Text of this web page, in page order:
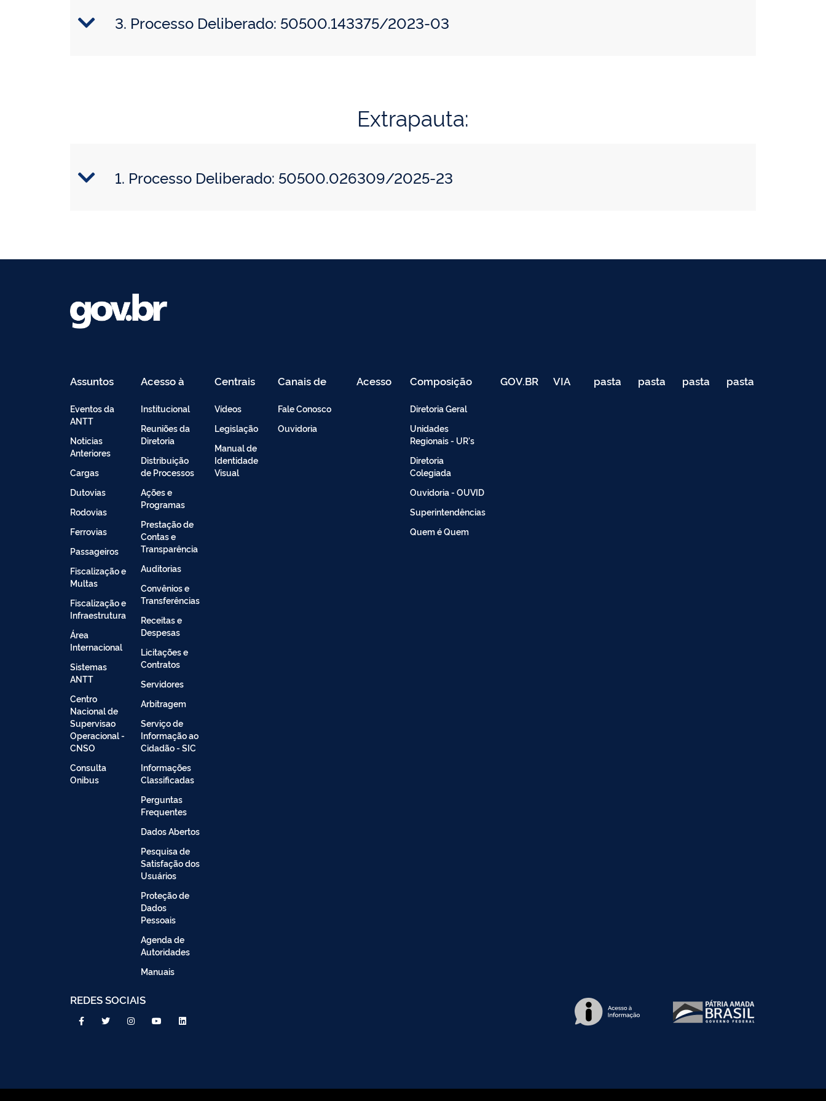
3. Processo Deliberado: 50500.143375/2023-03
Extrapauta:
1. Processo Deliberado: 50500.026309/2025-23
Assuntos
Eventos da
ANTT
Noticias
Anteriores
Cargas
Dutovias
Rodovias
Ferrovias
Passageiros
Fiscalização e
Multas
Fiscalização e
Infraestrutura
Área
Internacional
Sistemas
ANTT
Centro
Nacional de
Supervisao
Operacional -
CNSO
Consulta
Onibus
Acesso à
Institucional
Reuniões da
Diretoria
Distribuição
de Processos
Ações e
Programas
Prestação de
Contas e
Transparência
Auditorias
Convênios e
Transferências
Receitas e
Despesas
Licitações e
Contratos
Servidores
Arbitragem
Serviço de
Informação ao
Cidadão - SIC
Informações
Classificadas
Perguntas
Frequentes
Dados Abertos
Pesquisa de
Satisfação dos
Usuários
Proteção de
Dados
Pessoais
Agenda de
Autoridades
Manuais
Centrais
Vídeos
Legislação
Manual de
Identidade
Visual
Canais de
Fale Conosco
Ouvidoria
Acesso Composição
Diretoria Geral
Unidades
Regionais - UR's
Diretoria
Colegiada
Ouvidoria - OUVID
Superintendências
Quem é Quem
GOV.BR VIA pasta
de
pasta
de
pasta
de
pasta
de
REDES SOCIAIS